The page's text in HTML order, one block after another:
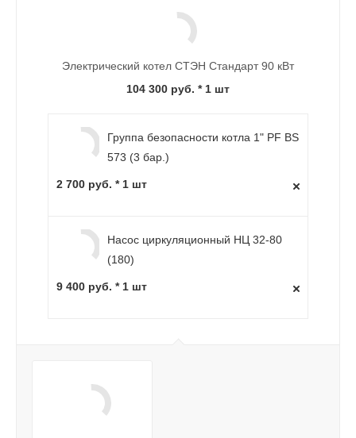
Электрический котел СТЭН Стандарт 90 кВт
104 300 руб. * 1 шт
Группа безопасности котла 1" PF BS
573 (3 бар.)
2 700 руб. * 1 шт
Насос циркуляционный НЦ 32-80
(180)
9 400 руб. * 1 шт